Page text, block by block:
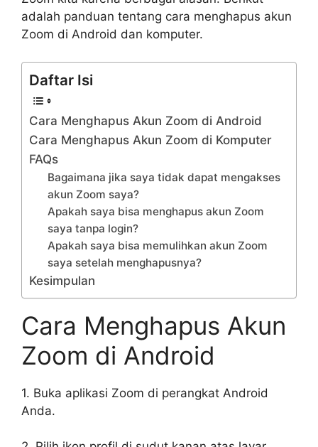
adalah panduan tentang cara menghapus akun
Zoom di Android dan komputer.
Daftar Isi
Cara Menghapus Akun Zoom di Android
Cara Menghapus Akun Zoom di Komputer
FAQs
Bagaimana jika saya tidak dapat mengakses
akun Zoom saya?
Apakah saya bisa menghapus akun Zoom
saya tanpa login?
Apakah saya bisa memulihkan akun Zoom
saya setelah menghapusnya?
Kesimpulan
Cara Menghapus Akun
Zoom di Android
1. Buka aplikasi Zoom di perangkat Android
Anda.